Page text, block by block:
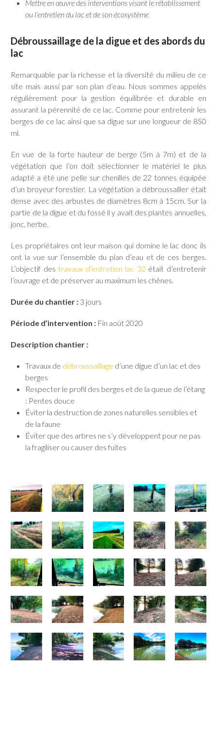
Mettre en œuvre des interventions visant le rétablissement
ou l’entretien du lac et de son écosystème
Débroussaillage de la digue et des abords du
lac
Remarquable par la richesse et la diversité du milieu de ce
site mais aussi par son plan d’eau. Nous sommes appelés
régulièrement pour la gestion équilibrée et durable en
assurant la pérennité de ce lac. Comme pour entretenir les
berges de ce lac ainsi que sa digue sur une longueur de 850
ml.
En vue de la forte hauteur de berge (5m à 7m) et de la
végétation que l’on doit sélectionner le matériel le plus
adapté a été une pelle sur chenilles de 22 tonnes équipée
d’un broyeur forestier. La végétation a débroussailler était
dense avec des arbustes de diamètres 8cm à 15cm. Sur la
partie de la digue et du fossé il y avait des plantes annuelles,
jonc, herbe.
Les propriétaires ont leur maison qui domine le lac donc ils
ont la vue sur l’ensemble du plan d’eau et de ces berges.
L’objectif destravaux d’entretien lac 32 était d’entretenir
l’ouvrage et de préserver au maximum les chênes.
Durée du chantier : 3 jours
Période d’intervention : Fin août 2020
Description chantier :
Travaux de débroussaillage d’une digue d’un lac et des
berges
Respecter le profil des berges et de la queue de l’étang
: Pentes douce
Éviter la destruction de zones naturelles sensibles et
de la faune
Éviter que des arbres ne s’y développent pour ne pas
la fragiliser ou causer des fuites